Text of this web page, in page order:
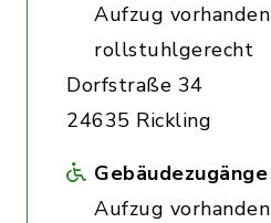
Aufzug vorhanden
rollstuhlgerecht
Dorfstraße 34
24635 Rickling
Gebäudezugänge
Aufzug vorhanden